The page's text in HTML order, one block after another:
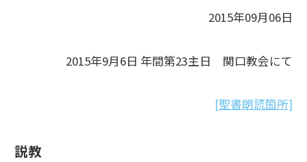
2015年09月06日
2015年9月6日 年間第23主日 関口教会にて
[聖書朗読箇所]
説教